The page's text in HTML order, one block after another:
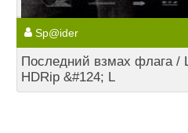
Sp@ider
Последний взмах флага /
HDRip &#124; L